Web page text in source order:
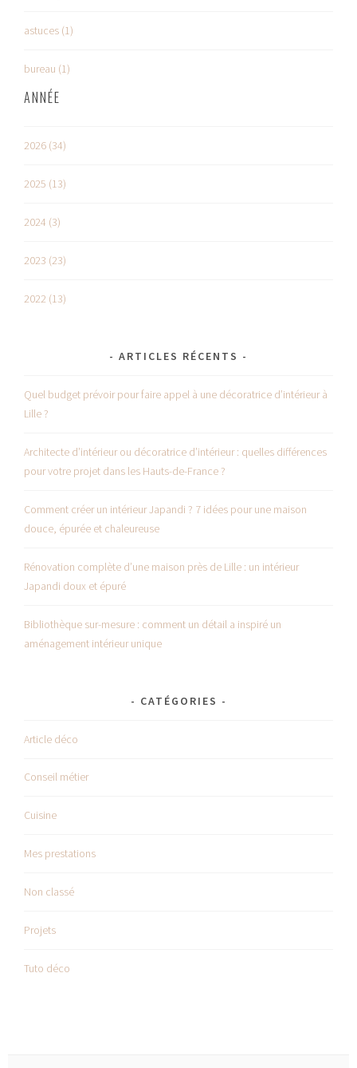
astuces (1)
bureau (1)
ANNÉE
2026 (34)
2025 (13)
2024 (3)
2023 (23)
2022 (13)
ARTICLES RÉCENTS
Quel budget prévoir pour faire appel à une décoratrice d’intérieur à
Lille ?
Architecte d’intérieur ou décoratrice d’intérieur : quelles différences
pour votre projet dans les Hauts-de-France ?
Comment créer un intérieur Japandi ? 7 idées pour une maison
douce, épurée et chaleureuse
Rénovation complète d’une maison près de Lille : un intérieur
Japandi doux et épuré
Bibliothèque sur-mesure : comment un détail a inspiré un
aménagement intérieur unique
CATÉGORIES
Article déco
Conseil métier
Cuisine
Mes prestations
Non classé
Projets
Tuto déco